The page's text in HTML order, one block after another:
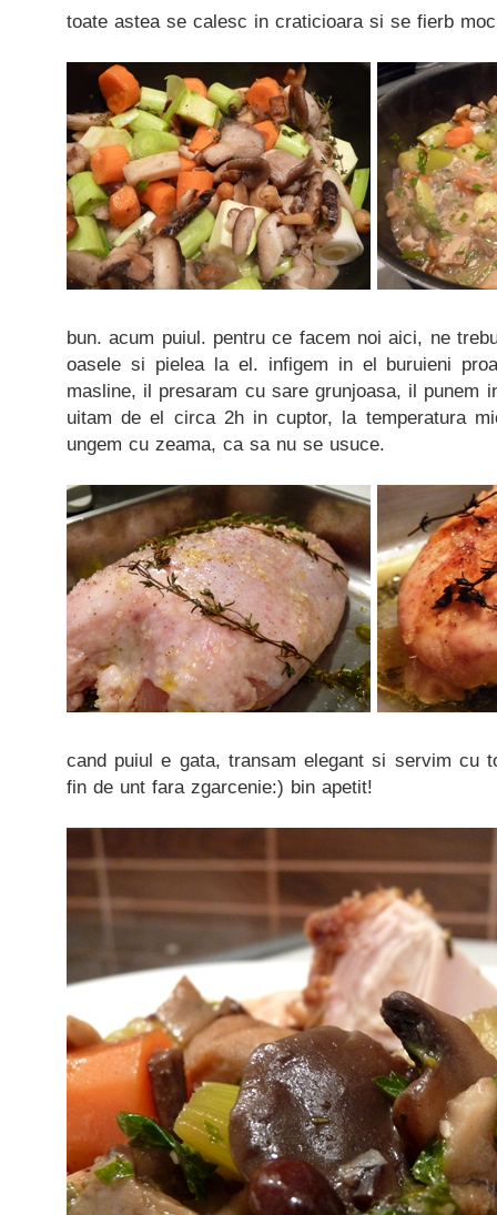
toate astea se calesc in craticioara si se fierb
bun. acum puiul. pentru ce facem noi aici, ne
oasele si pielea la el. infigem in el buruieni
masline, il presaram cu sare grunjoasa, il punem
uitam de el circa 2h in cuptor, la temperatura
ungem cu zeama, ca sa nu se usuce.
cand puiul e gata, transam elegant si servim cu
fin de unt fara zgarcenie:) bin apetit!